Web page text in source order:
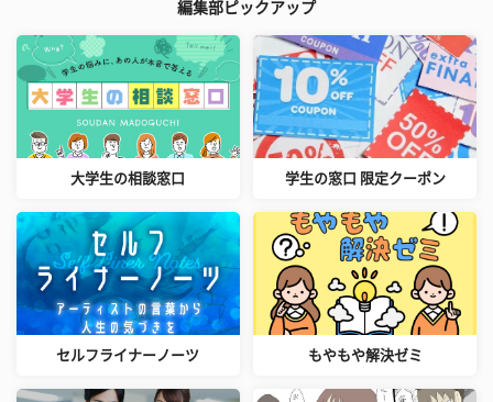
編集部ピックアップ
大学生の相談窓口 学生の窓口 限定クーポン
セルフライナーノーツ もやもや解決ゼミ